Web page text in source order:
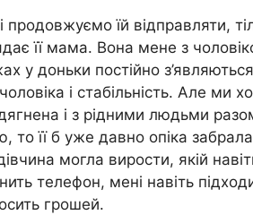
продовжуємо їй відправляти,
її мама. Вона мене з
у доньки постійно
і стабільність. Але
і з рідними людьми
то її б уже давно опіка
могла вирости, якій
телефон, мені навіть
грошей.